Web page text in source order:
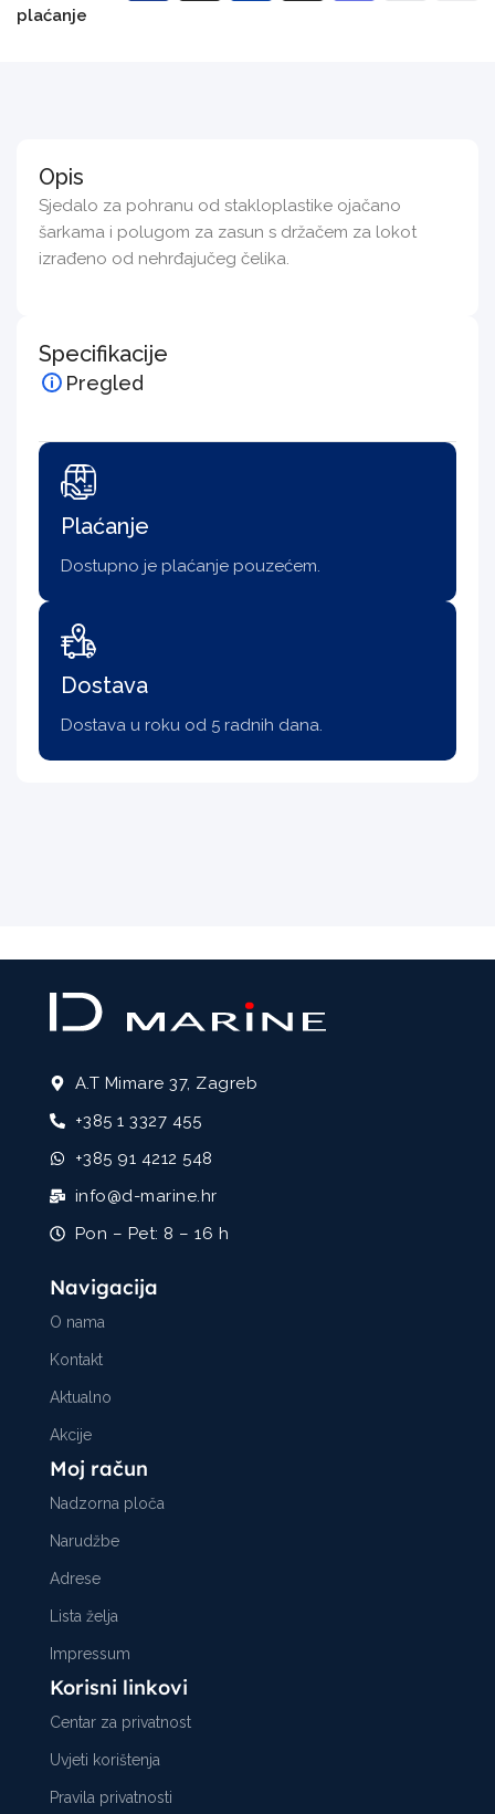
plaćanje
Opis
Sjedalo za pohranu od stakloplastike ojačano
šarkama i polugom za zasun s držačem za lokot
izrađeno od nehrđajučeg čelika.
Specifikacije
Pregled
Plaćanje
Dostupno je plaćanje pouzećem.
Dostava
Dostava u roku od 5 radnih dana.
A.T Mimare 37, Zagreb
+385 1 3327 455
+385 91 4212 548
info@d-marine.hr
Pon – Pet: 8 – 16 h
Navigacija
O nama
Kontakt
Aktualno
Akcije
Moj račun
Nadzorna ploča
Narudžbe
Adrese
Lista želja
Impressum
Korisni linkovi
Centar za privatnost
Uvjeti korištenja
Pravila privatnosti